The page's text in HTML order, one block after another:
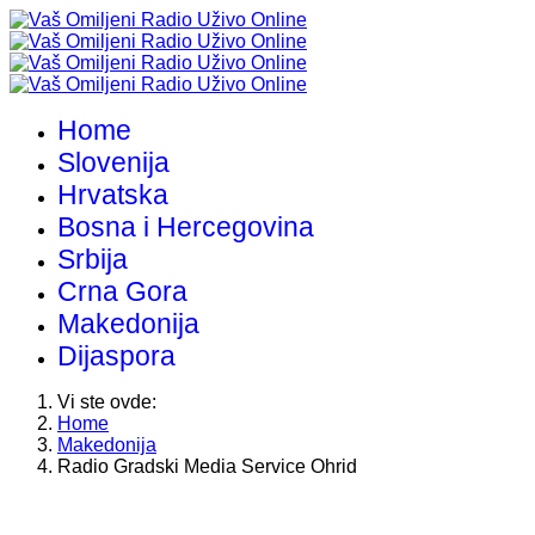
Home
Slovenija
Hrvatska
Bosna i Hercegovina
Srbija
Crna Gora
Makedonija
Dijaspora
Vi ste ovde:
Home
Makedonija
Radio Gradski Media Service Ohrid